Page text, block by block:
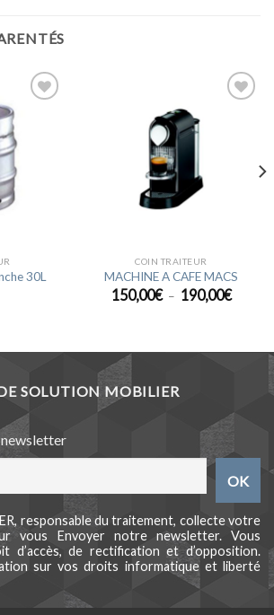
30L
COIN TRAITEUR
MACHINE A CAFE MACS
150,00€ – 190,00€Plage
de
SOLUTION MOBILIER
responsable du traitement, collecte votre
vous Envoyer notre newsletter. Vous
d’accès, de rectification et d’opposition.
sur vos droits informatique et liberté